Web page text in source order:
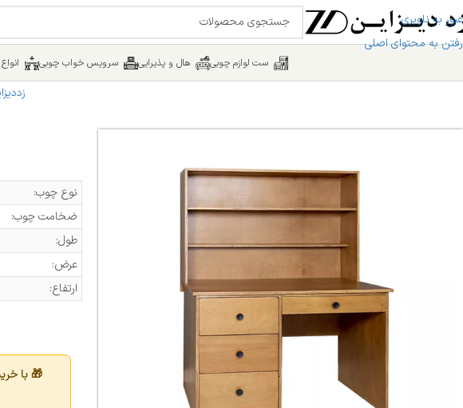
عبور به ناوبری
رفتن به محتوای اصلی
ست لوازم چوبی هال و پذیرایی سرویس خواب چوبی
نوع چوب:
ضخامت چوب:
طول:
عرض:
ارتفاع:
🎁 با خرید